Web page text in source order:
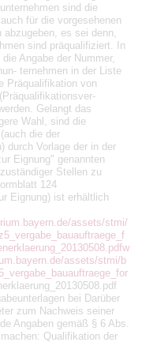
sind die
für die vorgesehenen
abzugeben, es sei denn,
sind präqualifiziert. In
Angabe der Nummer,
ternehmen in der Liste
Präqualifikation von
Gelangt das
Wahl, sind die
die der
durch Vorlage der in der
Eignung" genannten
Stellen zu
124
Eignung) ist erhältlich
assets/stmi/
w
assets/stmi/b
bei Darüber
zum Nachweis seiner
Angaben gemäß § 6 Abs.
Qualifikation der